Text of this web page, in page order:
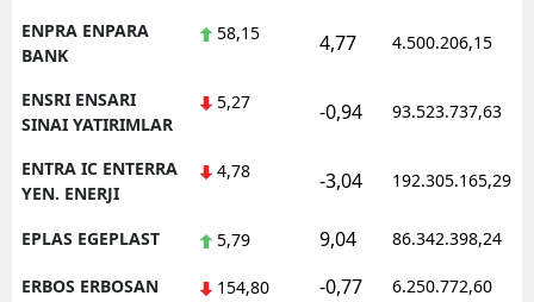
ENPRA ENPARA
BANK
58,15 4,77 4.500.206,15
ENSRI ENSARI
SINAI YATIRIMLAR
5,27 -0,94 93.523.737,63
ENTRA IC ENTERRA
YEN. ENERJI
4,78 -3,04 192.305.165,29
EPLAS EGEPLAST 5,79 9,04 86.342.398,24
ERBOS ERBOSAN 154,80 -0,77 6.250.772,60